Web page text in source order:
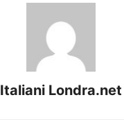
Italiani Londra.net